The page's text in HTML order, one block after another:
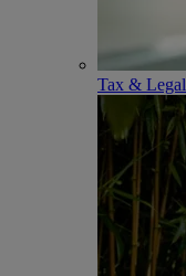
Tax & Legal